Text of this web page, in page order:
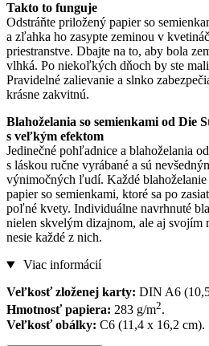
Takto to funguje
Odstráňte priložený papier so
a zľahka ho zasypte zeminou v
priestranstve. Dbajte na to, aby bola
vlhká. Po niekoľkých dňoch by ste
Pravidelné zalievanie a slnko
krásne zakvitnú.
Blahoželania so semienkami od Die
s veľkým efektom
Jedinečné pohľadnice a blahoželania
s láskou ručne vyrábané a sú
výnimočných ľudí. Každé
papier so semienkami, ktoré sa po
poľné kvety. Individuálne navrhnuté
nielen skvelým dizajnom, ale aj svojím
nesie každé z nich.
Viac informácií
Veľkosť zloženej karty: DIN A6
Hmotnosť papiera: 283 g/m2.
Veľkosť obálky: C6 (11,4 x 16,2 cm).